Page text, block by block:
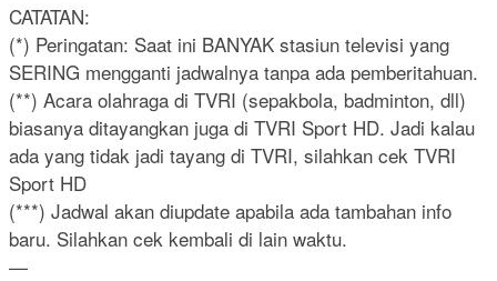
CATATAN:
(*) Peringatan: Saat ini BANYAK stasiun televisi yang
SERING mengganti jadwalnya tanpa ada pemberitahuan.
(**) Acara olahraga di TVRI (sepakbola, badminton, dll)
biasanya ditayangkan juga di TVRI Sport HD. Jadi kalau
ada yang tidak jadi tayang di TVRI, silahkan cek TVRI
Sport HD
(***) Jadwal akan diupdate apabila ada tambahan info
baru. Silahkan cek kembali di lain waktu.
—